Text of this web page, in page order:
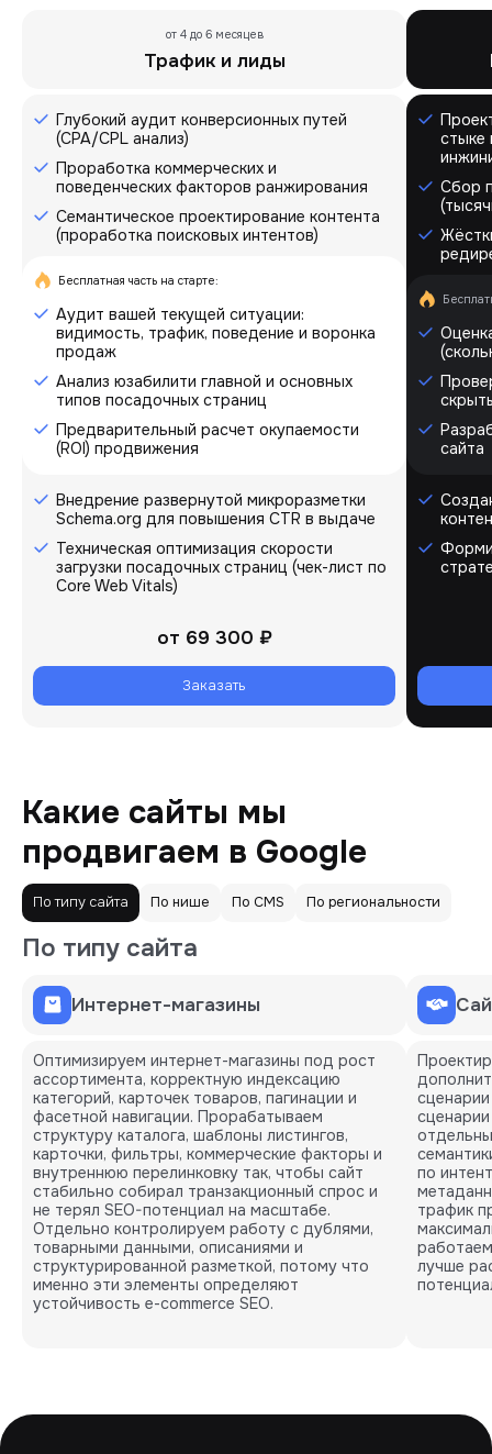
от 4 до 6 месяцев
Трафик и лиды
Глубокий аудит конверсионных путей
(CPA/CPL анализ)
Проработка коммерческих и
поведенческих факторов ранжирования
Семантическое проектирование контента
(проработка поисковых интентов)
Бесплатная часть на старте:
Аудит вашей текущей ситуации:
видимость, трафик, поведение и воронка
продаж
Анализ юзабилити главной и основных
типов посадочных страниц
Предварительный расчет окупаемости
(ROI) продвижения
Внедрение развернутой микроразметки
Schema.org для повышения CTR в выдаче
Техническая оптимизация скорости
загрузки посадочных страниц (чек-лист по
Core Web Vitals)
от 69 300 ₽
Заказать
стыке
Сбор
сайта
Какие сайты мы
продвигаем в Google
По типу сайта По нише По CMS По региональности
По типу сайта
Интернет-магазины
Оптимизируем интернет-магазины под рост
ассортимента, корректную индексацию
категорий, карточек товаров, пагинации и
фасетной навигации. Прорабатываем
структуру каталога, шаблоны листингов,
карточки, фильтры, коммерческие факторы и
внутреннюю перелинковку так, чтобы сайт
стабильно собирал транзакционный спрос и
не терял SEO-потенциал на масштабе.
Отдельно контролируем работу с дублями,
товарными данными, описаниями и
структурированной разметкой, потому что
именно эти элементы определяют
устойчивость e-commerce SEO.
по
трафик
лучше